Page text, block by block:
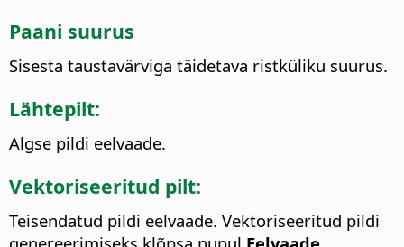
Paani suurus
Sisesta taustavärviga täidetava ristküliku suurus.
Lähtepilt:
Algse pildi eelvaade.
Vektoriseeritud pilt:
Teisendatud pildi eelvaade. Vektoriseeritud pildi